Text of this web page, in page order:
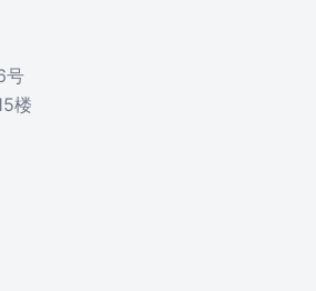
号
楼